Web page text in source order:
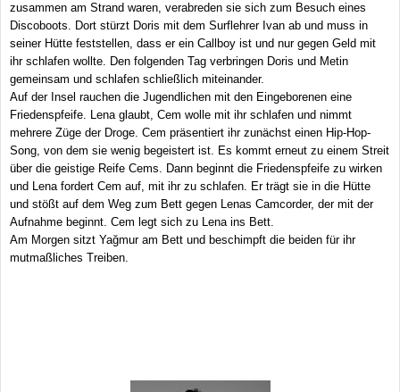
zusammen am Strand waren, verabreden sie sich zum Besuch eines
Discoboots. Dort stürzt Doris mit dem Surflehrer Ivan ab und muss in
seiner Hütte feststellen, dass er ein Callboy ist und nur gegen Geld mit
ihr schlafen wollte. Den folgenden Tag verbringen Doris und Metin
gemeinsam und schlafen schließlich miteinander.
Auf der Insel rauchen die Jugendlichen mit den Eingeborenen eine
Friedenspfeife. Lena glaubt, Cem wolle mit ihr schlafen und nimmt
mehrere Züge der Droge. Cem präsentiert ihr zunächst einen Hip-Hop-
Song, von dem sie wenig begeistert ist. Es kommt erneut zu einem Streit
über die geistige Reife Cems. Dann beginnt die Friedenspfeife zu wirken
und Lena fordert Cem auf, mit ihr zu schlafen. Er trägt sie in die Hütte
und stößt auf dem Weg zum Bett gegen Lenas Camcorder, der mit der
Aufnahme beginnt. Cem legt sich zu Lena ins Bett.
Am Morgen sitzt Yağmur am Bett und beschimpft die beiden für ihr
mutmaßliches Treiben.